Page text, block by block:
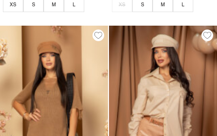
XS S M L XS S M L